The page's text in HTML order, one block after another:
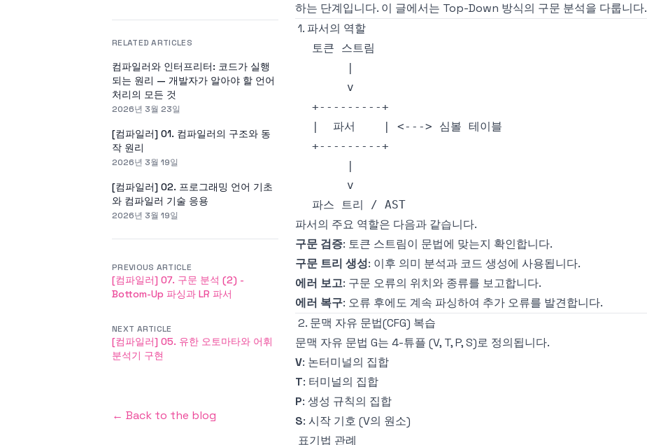
하는 단계입니다. 이 글에서는 Top-Down 방식의 구문 분석을 다룹니다.
1. 파서의 역할
파서의 주요 역할은 다음과 같습니다.
구문 검증: 토큰 스트림이 문법에 맞는지 확인합니다.
구문 트리 생성: 이후 의미 분석과 코드 생성에 사용됩니다.
에러 보고: 구문 오류의 위치와 종류를 보고합니다.
에러 복구: 오류 후에도 계속 파싱하여 추가 오류를 발견합니다.
2. 문맥 자유 문법(CFG) 복습
문맥 자유 문법 G는 4-튜플 (V, T, P, S)로 정의됩니다.
V: 논터미널의 집합
T: 터미널의 집합
P: 생성 규칙의 집합
S: 시작 기호 (V의 원소)
표기법 관례
RELATED ARTICLES
컴파일러와 인터프리터: 코드가 실행
되는 원리 — 개발자가 알아야 할 언어
처리의 모든 것
2026년 3월 23일
[컴파일러] 01. 컴파일러의 구조와 동
작 원리
2026년 3월 19일
[컴파일러] 02. 프로그래밍 언어 기초
와 컴파일러 기술 응용
2026년 3월 19일
PREVIOUS ARTICLE
[컴파일러] 07. 구문 분석 (2) -
Bottom-Up 파싱과 LR 파서
NEXT ARTICLE
[컴파일러] 05. 유한 오토마타와 어휘
분석기 구현
← Back to the blog